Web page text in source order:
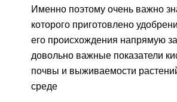
Именно поэтому очень важно
которого приготовлено
его происхождения напрямую
довольно важные показатели
почвы и выживаемости
среде